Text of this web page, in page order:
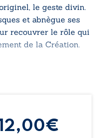
le geste divin.
et abnègue ses
recouvrer le rôle qui
de la Création.
€